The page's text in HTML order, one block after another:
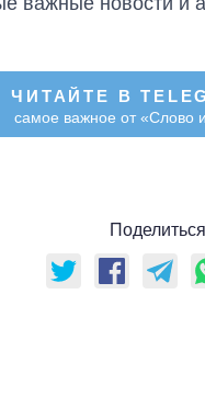
ЧИТАЙТЕ В
самое важное от «Слово